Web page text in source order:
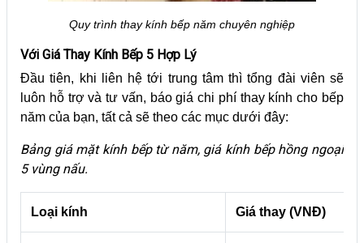
Quy trình thay kính bếp năm chuyên nghiệp
Với Giá Thay Kính Bếp 5 Hợp Lý
Đầu tiên, khi liên hệ tới trung tâm thì tổng đài viên sẽ
luôn hỗ trợ và tư vấn, báo giá chi phí thay kính cho bếp
năm của bạn, tất cả sẽ theo các mục dưới đây:
Bảng giá mặt kính bếp từ năm, giá kính bếp hồng ngoại
5 vùng nấu.
Loại kính Giá thay (VNĐ)